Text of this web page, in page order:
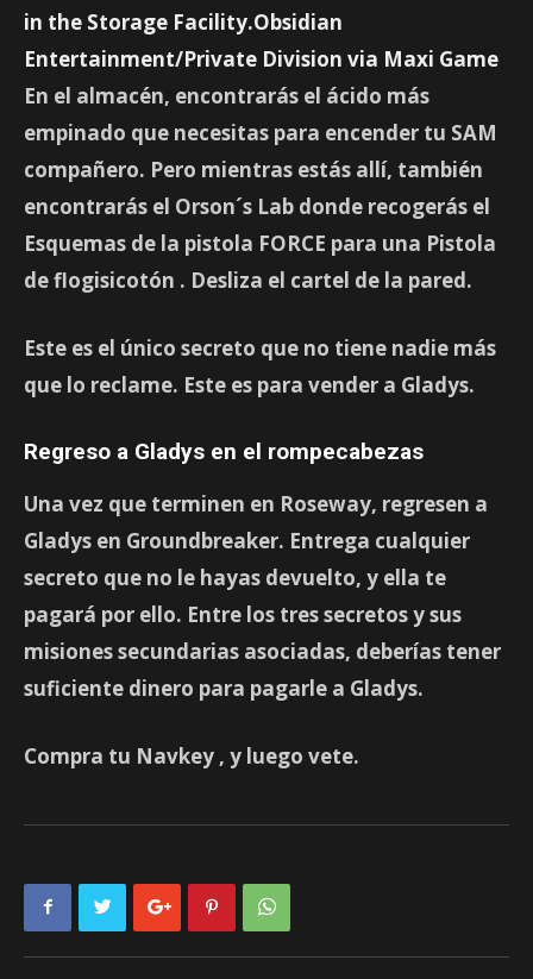
in the Storage Facility.Obsidian
Entertainment/Private Division via Maxi Game
En el almacén, encontrarás el ácido más
empinado que necesitas para encender tu SAM
compañero. Pero mientras estás allí, también
encontrarás el Orson´s Lab donde recogerás el
Esquemas de la pistola FORCE para una Pistola
de flogisicotón . Desliza el cartel de la pared.
Este es el único secreto que no tiene nadie más
que lo reclame. Este es para vender a Gladys.
Regreso a Gladys en el rompecabezas
Una vez que terminen en Roseway, regresen a
Gladys en Groundbreaker. Entrega cualquier
secreto que no le hayas devuelto, y ella te
pagará por ello. Entre los tres secretos y sus
misiones secundarias asociadas, deberías tener
suficiente dinero para pagarle a Gladys.
Compra tu Navkey , y luego vete.